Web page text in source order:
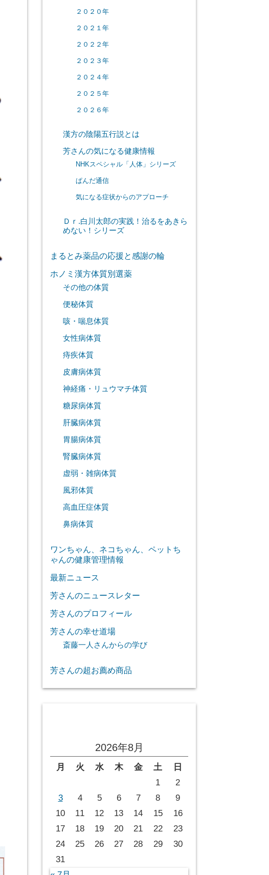
２０２０年
２０２１年
２０２２年
２０２３年
２０２４年
２０２５年
２０２６年
漢方の陰陽五行説とは
芳さんの気になる健康情報
NHKスペシャル「人体」シリーズ
ぱんだ通信
気になる症状からのアプローチ
Ｄｒ.白川太郎の実践！治るをあきら
めない！シリーズ
まるとみ薬品の応援と感謝の輪
ホノミ漢方体質別選薬
その他の体質
便秘体質
咳・喘息体質
女性病体質
痔疾体質
皮膚病体質
神経痛・リュウマチ体質
糖尿病体質
肝臓病体質
胃腸病体質
腎臓病体質
虚弱・雑病体質
風邪体質
高血圧症体質
鼻病体質
ワンちゃん、ネコちゃん、ペットち
ゃんの健康管理情報
最新ニュース
芳さんのニュースレター
芳さんのプロフィール
芳さんの幸せ道場
斎藤一人さんからの学び
芳さんの超お薦め商品
2026年8月
月 火 水 木 金 土
日
1
2
3
4 5 6 7 8
9
10
11 12 13 14 15
16
17
18 19 20 21 22
23
24
25 26 27 28 29
30
31